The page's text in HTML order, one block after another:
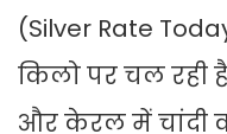
(Silver Rate
किलो पर चल रही
और केरल में चांदी